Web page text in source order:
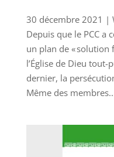
30 décembre 2021 |
Depuis que le PCC
un plan de « solution
l’Église de Dieu tout-
dernier, la
Même des